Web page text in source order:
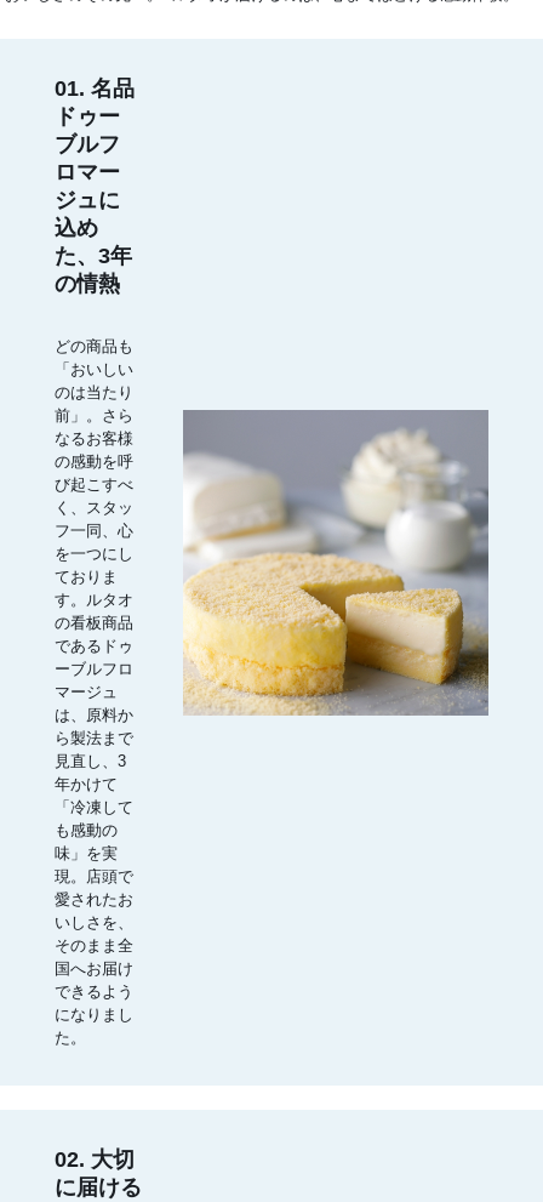
01. 名品
ドゥー
ブルフ
ロマー
ジュに
込め
た、3年
の情熱
どの商品も
「おいしい
のは当たり
前」。さら
なるお客様
の感動を呼
び起こすべ
く、スタッ
フ一同、心
を一つにし
ておりま
す。ルタオ
の看板商品
であるドゥ
ーブルフロ
マージュ
は、原料か
ら製法まで
見直し、3
年かけて
「冷凍して
も感動の
味」を実
現。店頭で
愛されたお
いしさを、
そのまま全
国へお届け
できるよう
になりまし
た。
02. 大切
に届ける